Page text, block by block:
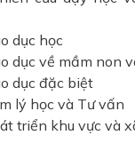
dục học
dục về mầm non
dục đặc biệt
lý học và Tư vấn
triển khu vực và